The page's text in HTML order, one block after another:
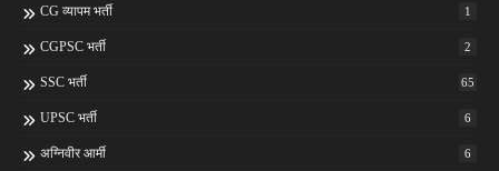
CG व्यापम भर्ती 1
CGPSC भर्ती 2
SSC भर्ती 65
UPSC भर्ती 6
अग्निवीर आर्मी 6